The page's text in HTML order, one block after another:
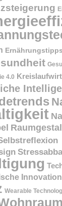
Ernährungstipps
4.0
Wearable